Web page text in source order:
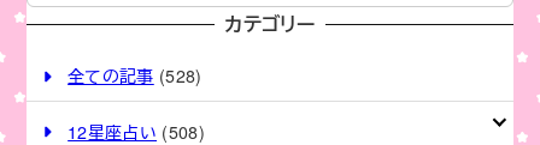
カテゴリー
全ての記事 (528)
12星座占い (508)